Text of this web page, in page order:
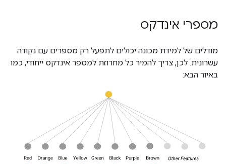
מספרי אינדקס
מודלים של למידת מכונה יכולים לתפעל רק מספרים עם נקודה
עשרונית. לכן, צריך להמיר כל מחרוזת למספר אינדקס ייחודי, כמו
באיור הבא: